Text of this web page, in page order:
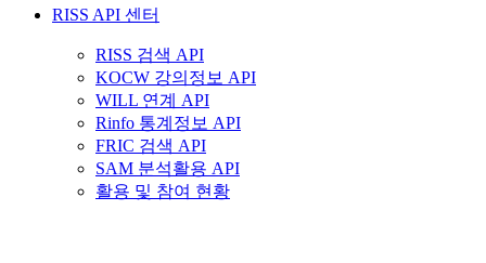
RISS API 센터
RISS 검색 API
KOCW 강의정보 API
WILL 연계 API
Rinfo 통계정보 API
FRIC 검색 API
SAM 분석활용 API
활용 및 참여 현황